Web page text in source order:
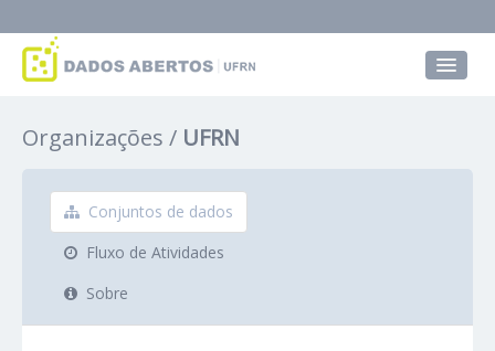
Grupos
Sobre
Organizações UFRN
Conjuntos de dados
Fluxo de Atividades
Sobre